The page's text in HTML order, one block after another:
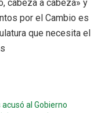
cabeza a cabeza» y
por el Cambio es
que necesita el
acusó al Gobierno